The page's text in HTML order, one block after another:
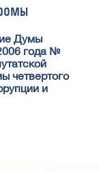
Думы
года №
четвертого
и